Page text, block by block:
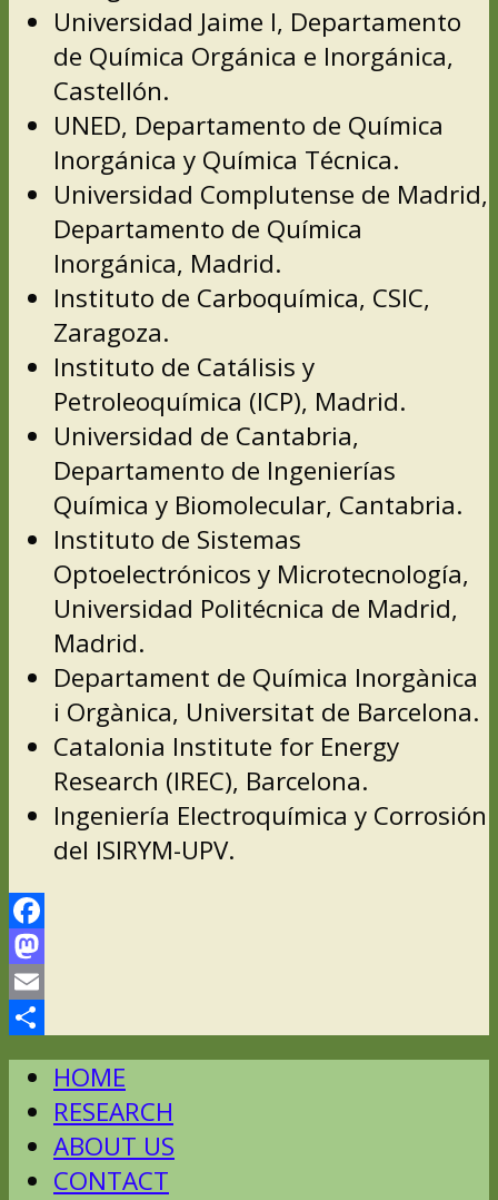
Universidad Jaime I, Departamento
de Química Orgánica e Inorgánica,
Castellón.
UNED, Departamento de Química
Inorgánica y Química Técnica.
Universidad Complutense de Madrid,
Departamento de Química
Inorgánica, Madrid.
Instituto de Carboquímica, CSIC,
Zaragoza.
Instituto de Catálisis y
Petroleoquímica (ICP), Madrid.
Universidad de Cantabria,
Departamento de Ingenierías
Química y Biomolecular, Cantabria.
Instituto de Sistemas
Optoelectrónicos y Microtecnología,
Universidad Politécnica de Madrid,
Madrid.
Departament de Química Inorgànica
i Orgànica, Universitat de Barcelona.
Catalonia Institute for Energy
Research (IREC), Barcelona.
Ingeniería Electroquímica y Corrosión
del ISIRYM-UPV.
Facebook
Mastodon
Email
Comparteix
HOME
RESEARCH
ABOUT US
CONTACT